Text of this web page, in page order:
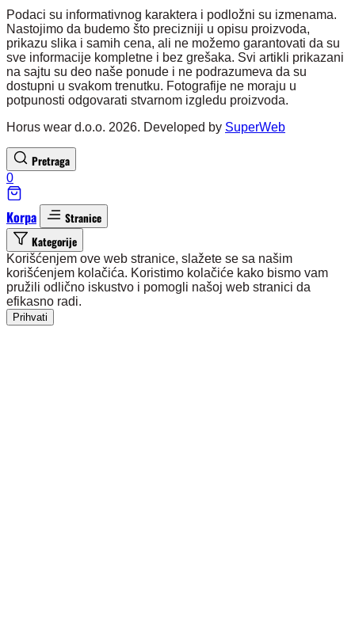
Podaci su informativnog karaktera i podložni su izmenama.
Nastojimo da budemo što precizniji u opisu proizvoda,
prikazu slika i samih cena, ali ne možemo garantovati da su
sve informacije kompletne i bez grešaka. Svi artikli prikazani
na sajtu su deo naše ponude i ne podrazumeva da su
dostupni u svakom trenutku. Fotografije ne moraju u
potpunosti odgovarati stvarnom izgledu proizvoda.
Horus wear d.o.o. 2026. Developed by SuperWeb
Pretraga
0
Korpa
Stranice
Kategorije
Korišćenjem ove web stranice, slažete se sa našim
korišćenjem kolačića. Koristimo kolačiće kako bismo vam
pružili odlično iskustvo i pomogli našoj web stranici da
efikasno radi.
Prihvati